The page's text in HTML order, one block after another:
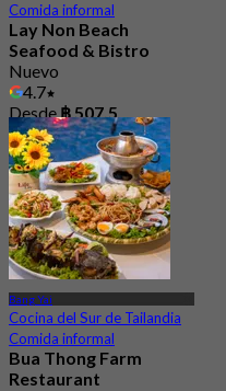
Comida informal
Lay Non Beach
Seafood & Bistro
Nuevo
4.7
Desde฿ 507.5
Bang Yai
Cocina del Sur de Tailandia
Comida informal
Bua Thong Farm
Restaurant